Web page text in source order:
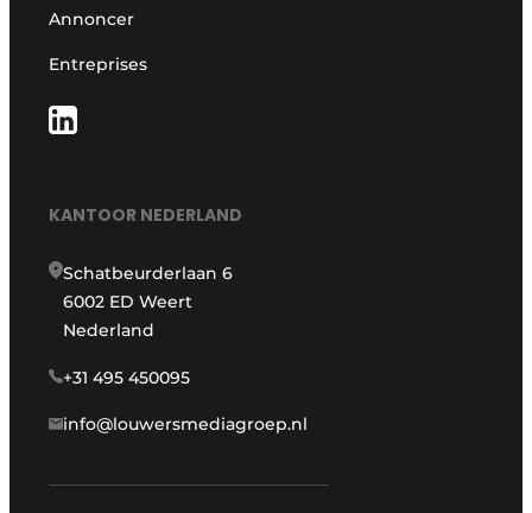
Annoncer
Entreprises
KANTOOR NEDERLAND
Schatbeurderlaan 6
6002 ED Weert
Nederland
+31 495 450095
info@louwersmediagroep.nl